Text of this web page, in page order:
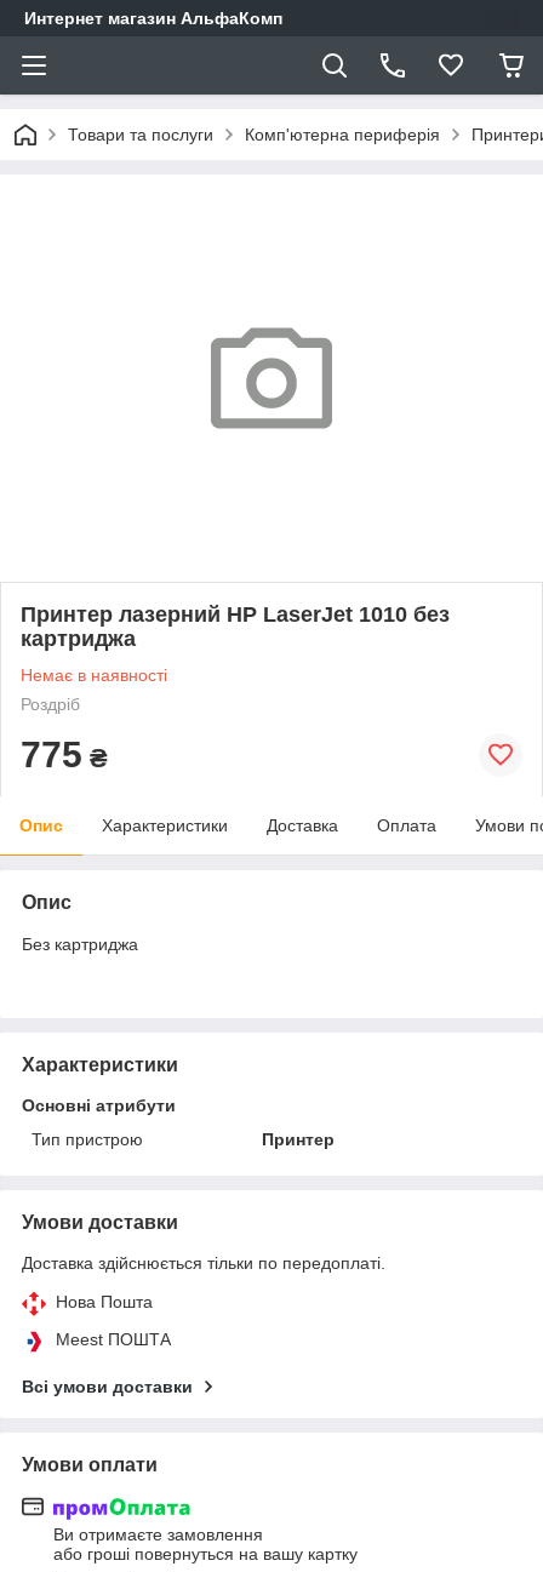
Интернет магазин АльфаКомп
Товари та послуги Комп'ютерна периферія
Принтер лазерний HP LaserJet 1010 без
картриджа
Немає в наявності
Роздріб
775 ₴
Опис Характеристики Доставка Оплата Умови
Опис
Без картриджа
Характеристики
Основні атрибути
Тип пристрою
Принтер
Умови доставки
Доставка здійснюється тільки по передоплаті.
Нова Пошта
Meest ПОШТА
Всі умови доставки
Умови оплати
Ви отримаєте замовлення
або гроші повернуться на вашу картку